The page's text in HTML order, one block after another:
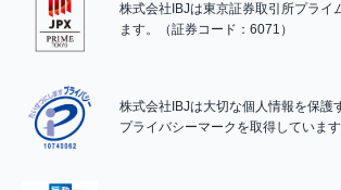
株式会社IBJは東京証券取引所プライ
ます。（証券コード：6071）
株式会社IBJは大切な個人情報を保護
プライバシーマークを取得しています